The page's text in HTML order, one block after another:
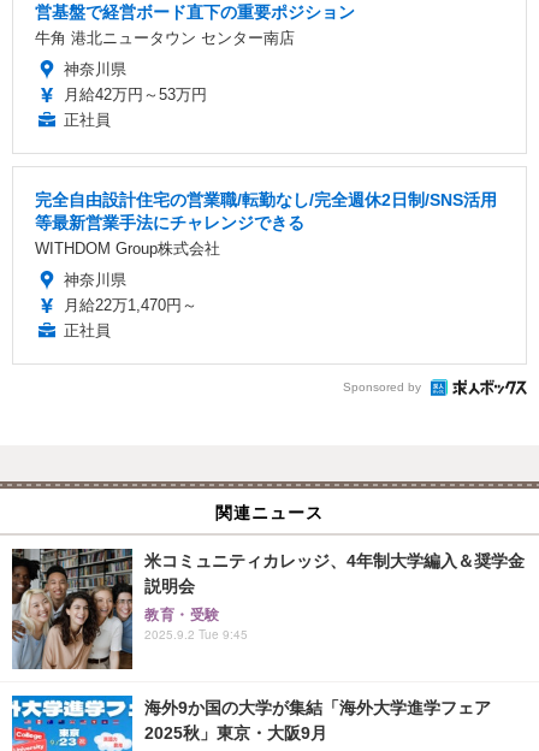
営基盤で経営ボード直下の重要ポジション
牛角 港北ニュータウン センター南店
神奈川県
月給42万円～53万円
正社員
完全自由設計住宅の営業職/転勤なし/完全週休2日制/SNS活用
等最新営業手法にチャレンジできる
WITHDOM Group株式会社
神奈川県
月給22万1,470円～
正社員
Sponsored by
関連ニュース
米コミュニティカレッジ、4年制大学編入＆奨学金
説明会
教育・受験
2025.9.2 Tue 9:45
海外9か国の大学が集結「海外大学進学フェア
2025秋」東京・大阪9月